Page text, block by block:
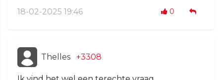
18-02-2025 19:46 0
Thelles +3308